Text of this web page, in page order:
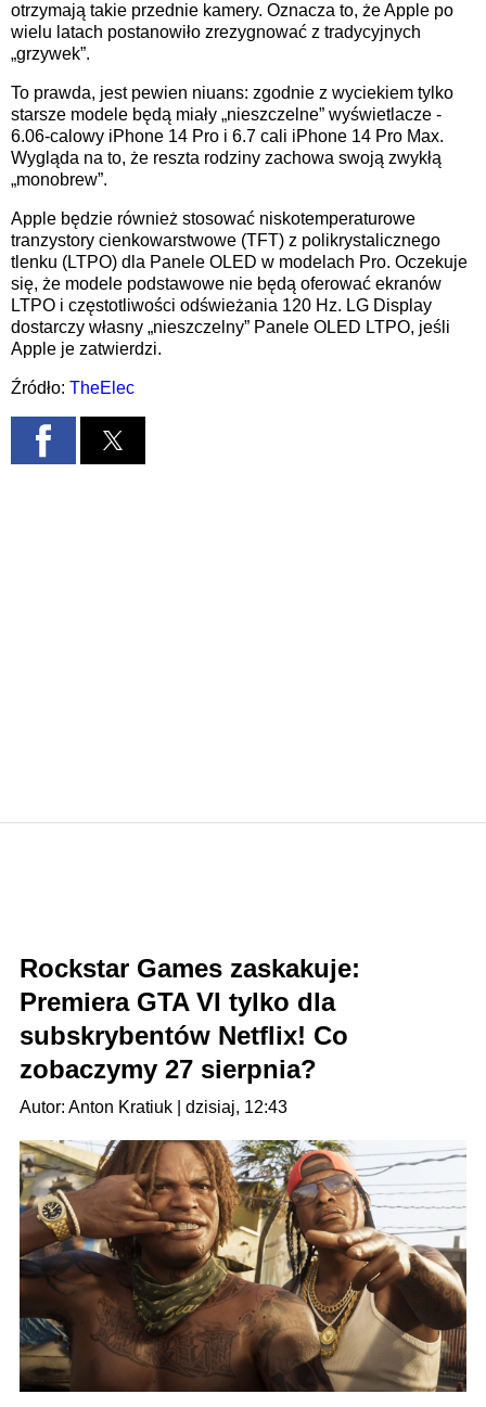
otrzymają takie przednie kamery. Oznacza to, że Apple po
wielu latach postanowiło zrezygnować z tradycyjnych
„grzywek”.
To prawda, jest pewien niuans: zgodnie z wyciekiem tylko
starsze modele będą miały „nieszczelne” wyświetlacze -
6.06-calowy iPhone 14 Pro i 6.7 cali iPhone 14 Pro Max.
Wygląda na to, że reszta rodziny zachowa swoją zwykłą
„monobrew”.
Apple będzie również stosować niskotemperaturowe
tranzystory cienkowarstwowe (TFT) z polikrystalicznego
tlenku (LTPO) dla Panele OLED w modelach Pro. Oczekuje
się, że modele podstawowe nie będą oferować ekranów
LTPO i częstotliwości odświeżania 120 Hz. LG Display
dostarczy własny „nieszczelny” Panele OLED LTPO, jeśli
Apple je zatwierdzi.
Źródło: TheElec